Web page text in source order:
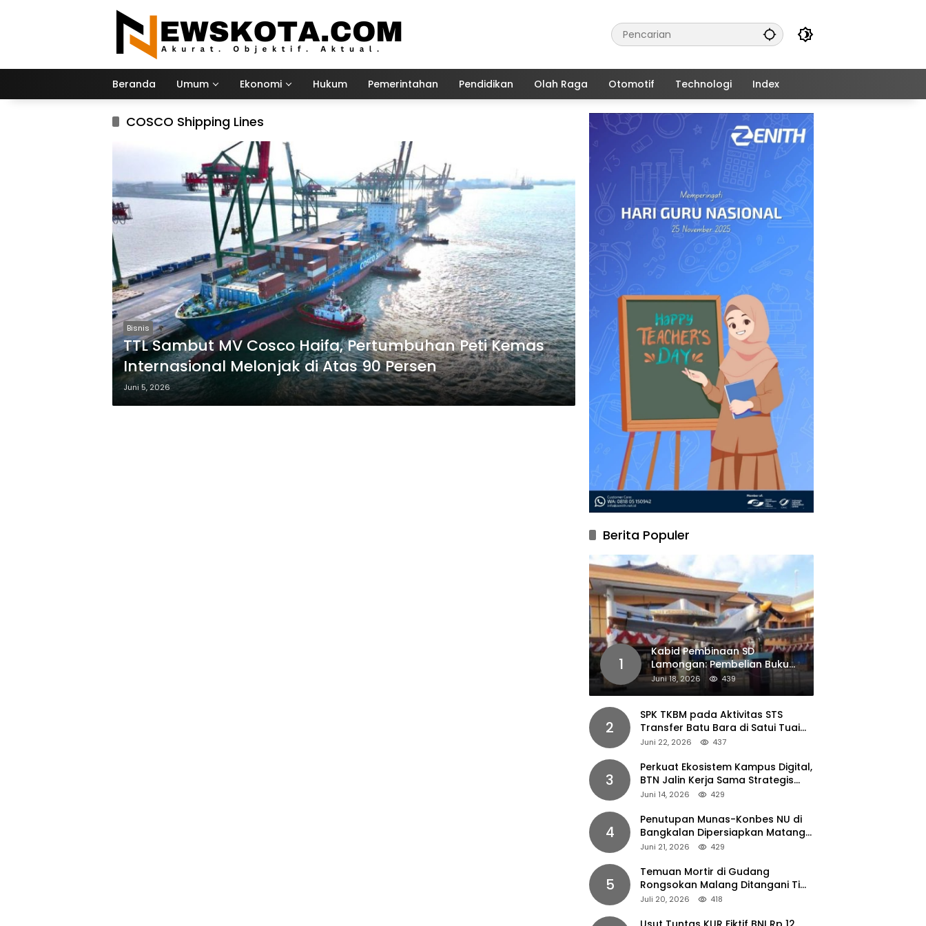
Beranda Umum Ekonomi Hukum Pemerintahan Pendidikan Olah Raga Otomotif Technologi Index
COSCO Shipping Lines
Bisnis
TTL Sambut MV Cosco Haifa, Pertumbuhan Peti Kemas
Internasional Melonjak di Atas 90 Persen
Juni 5, 2026
Berita Populer
1
Kabid Pembinaan SD
Lamongan: Pembelian Buku
Pendamping Tidak Boleh
Dipaksakan
Juni 18, 2026 439
2
SPK TKBM pada Aktivitas STS
Transfer Batu Bara di Satui Tuai
Sorotan
Juni 22, 2026 437
3
Perkuat Ekosistem Kampus Digital,
BTN Jalin Kerja Sama Strategis
dengan UNAIR
Juni 14, 2026 429
4
Penutupan Munas-Konbes NU di
Bangkalan Dipersiapkan Matang,
Gus Ipul Turun Tangan
Juni 21, 2026 429
5
Temuan Mortir di Gudang
Rongsokan Malang Ditangani Tim
Gegana Polda Jatim
Juli 20, 2026 418